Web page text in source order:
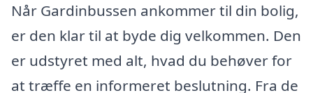
Når Gardinbussen ankommer til din bolig,
er den klar til at byde dig velkommen. Den
er udstyret med alt, hvad du behøver for
at træffe en informeret beslutning. Fra de